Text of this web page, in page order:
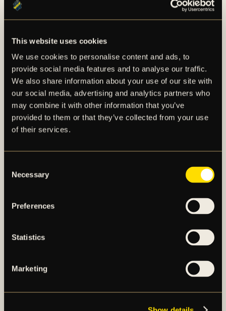
This website uses cookies
We use cookies to personalise content and ads, to
provide social media features and to analyse our traffic.
We also share information about your use of our site with
our social media, advertising and analytics partners who
may combine it with other information that you’ve
provided to them or that they’ve collected from your use
of their services.
Selection
Necessary
Preferences
Statistics
Marketing
walesiska Swansea City AFC och turkiska
Gençlerbirliği SK innan han i augusti 2021 skrev på
För en längre faktapresentation av Kristoffer
Nordfeldt, se det bifogade materialet i detta
pressmeddelande.
elitfotbollsverksamhet genom ett herrlag och ett
damlag. Herrlaget spelar i Allsvenskan och damlaget
spelar i OBOS Damallsvenskan. AIK Fotboll AB är
noterat på NGM Nordic Growth Market Stockholm.